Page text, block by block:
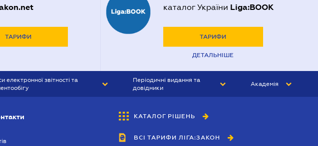
ТАРИФИ
каталог України Liga:BOOK
ТАРИФИ
ДЕТАЛЬНІШЕ
електронної звітності та
Періодичні видання та
довідники
БУХГАЛТЕР&ЗАКОН
ВІСНИК МСФЗ
Академія
КАТАЛОГ РІШЕНЬ
ВСІ ТАРИФИ ЛІГА:ЗАКОН